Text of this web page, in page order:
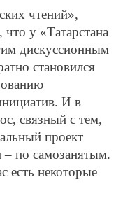
чтений»,
что у «Татарстана
дискуссионным
становился
И в
связный с тем,
проект
– по самозанятым.
есть некоторые